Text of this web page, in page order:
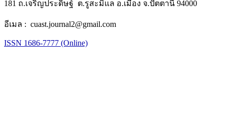
181 ถ.เจริญประดิษฐ์ ต.รูสะมิแล อ.เมือง จ.ปัตตานี 94000
อีเมล : cuast.journal2@gmail.com
ISSN 1686-7777 (Online)